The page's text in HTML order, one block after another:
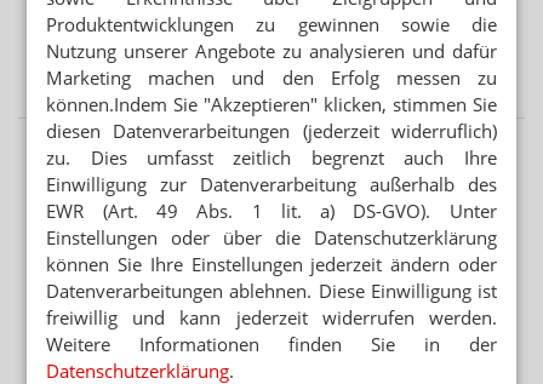
Produktentwicklungen zu gewinnen sowie die
Nutzung unserer Angebote zu analysieren und dafür
Marketing machen und den Erfolg messen zu
können.Indem Sie "Akzeptieren" klicken, stimmen Sie
diesen Datenverarbeitungen (jederzeit widerruflich)
zu. Dies umfasst zeitlich begrenzt auch Ihre
Einwilligung zur Datenverarbeitung außerhalb des
EWR (Art. 49 Abs. 1 lit. a) DS-GVO). Unter
Einstellungen oder über die Datenschutzerklärung
können Sie Ihre Einstellungen jederzeit ändern oder
Datenverarbeitungen ablehnen. Diese Einwilligung ist
freiwillig und kann jederzeit widerrufen werden.
Weitere Informationen finden Sie in der
Datenschutzerklärung.
TEMPERATURKONTROLLE
Apotheker: „Wir können keine Wirksamkeit garantieren“